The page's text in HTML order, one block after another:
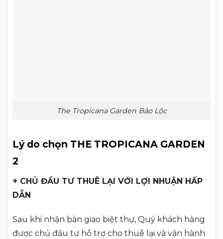
The Tropicana Garden Bảo Lộc
Lý do chọn THE TROPICANA GARDEN
2
+ CHỦ ĐẦU TƯ THUÊ LẠI VỚI LỢI NHUẬN HẤP
DẪN
Sau khi nhận bàn giao biệt thự, Quý khách hàng
được chủ đầu tư hỗ trợ cho thuê lại và vận hành